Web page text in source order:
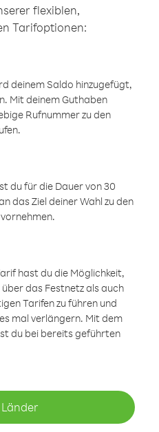
flexiblen,
Tarifoptionen:
deinem Saldo hinzugefügt,
Mit deinem Guthaben
Rufnummer zu den
du für die Dauer von 30
das Ziel deiner Wahl zu den
hast du die Möglichkeit,
das Festnetz als auch
Tarifen zu führen und
mal verlängern. Mit dem
du bei bereits geführten